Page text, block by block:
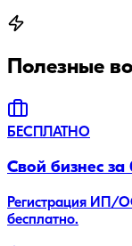
Полезные
БЕСПЛАТНО
Свой бизнес за
Регистрация ИП/
бесплатно.